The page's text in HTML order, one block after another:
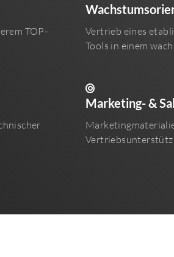
TOP-
Vertrieb eines
Tools in einem
Marketing- &